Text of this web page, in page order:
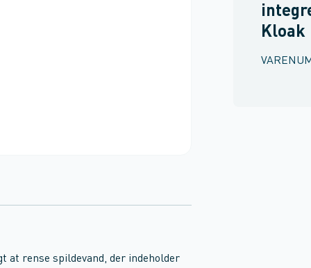
Kloak
at rense spildevand, der indeholder